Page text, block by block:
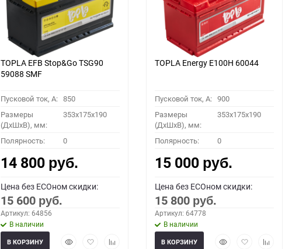
TOPLA EFB Stop&Go TSG90
59088 SMF
Пусковой ток, A: 850
Размеры
(ДхШхВ), мм:
353x175x190
Полярность: 0
14 800 руб.
Цена без ECOном скидки:
15 600 руб.
Артикул: 64856
В наличии
БыстрыйДобавитьДобавить
В КОРЗИНУ
TOPLA Energy E100H 60044
Пусковой ток, A: 900
Размеры
(ДхШхВ), мм:
353x175x190
Полярность: 0
15 000 руб.
Цена без ECOном скидки:
15 800 руб.
Артикул: 64778
В наличии
БыстрыйДобавитьДобавить
В КОРЗИНУ